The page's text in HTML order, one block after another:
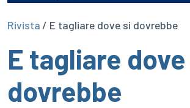
Rivista / E tagliare dove si dovrebbe
E tagliare
dovrebbe